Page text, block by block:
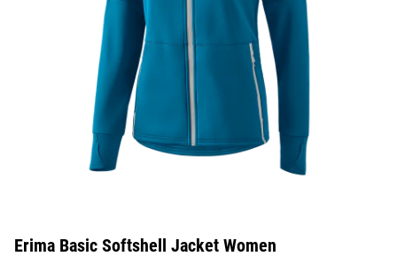
Erima Basic Softshell Jacket Women